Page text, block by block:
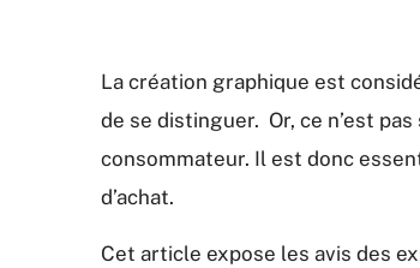
La création graphique est
de se distinguer. Or, ce n’est
consommateur. Il est donc
d’achat.
Cet article expose les avis des